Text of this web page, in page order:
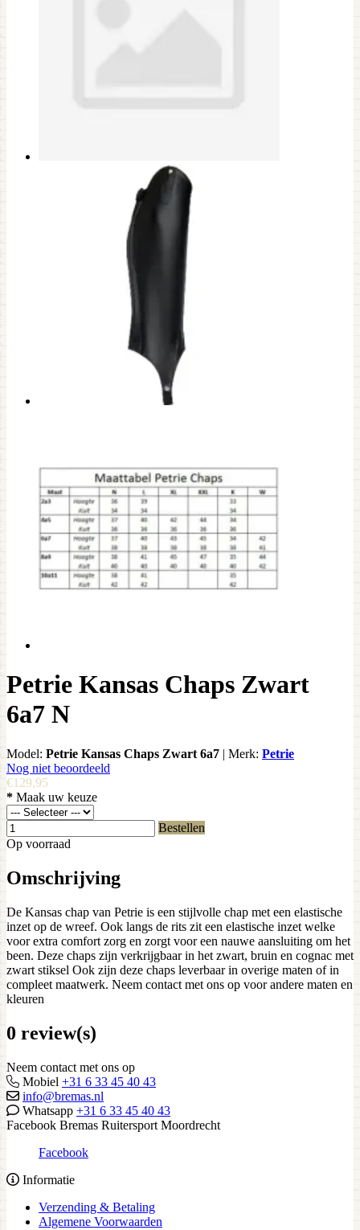
Petrie Kansas Chaps Zwart
6a7 N
Model: Petrie Kansas Chaps Zwart 6a7 | Merk: Petrie
Nog niet beoordeeld
€129,95
* Maak uw keuze
Bestellen
Op voorraad
Omschrijving
De Kansas chap van Petrie is een stijlvolle chap met een elastische
inzet op de wreef. Ook langs de rits zit een elastische inzet welke
voor extra comfort zorg en zorgt voor een nauwe aansluiting om het
been. Deze chaps zijn verkrijgbaar in het zwart, bruin en cognac met
zwart stiksel Ook zijn deze chaps leverbaar in overige maten of in
compleet maatwerk. Neem contact met ons op voor andere maten en
kleuren
0 review(s)
Neem contact met ons op
Mobiel +31 6 33 45 40 43
info@bremas.nl
Whatsapp +31 6 33 45 40 43
Facebook Bremas Ruitersport Moordrecht
Facebook
Informatie
Verzending & Betaling
Algemene Voorwaarden